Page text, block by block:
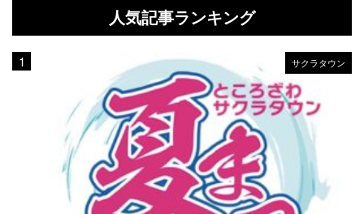
人気記事ランキング
サクラタウン